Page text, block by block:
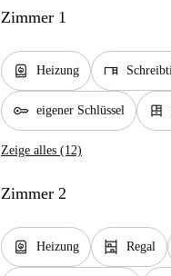
Zimmer 1
water_heater Heizung desk
key eigener Schlüssel dresser
Zeige alles (12)
Zimmer 2
water_heater Heizung shelves Regal